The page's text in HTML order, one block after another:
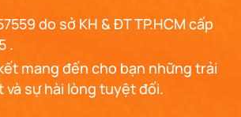
do sở KH & ĐT TP.HCM cấp
.
mang đến cho bạn những trải
sự hài lòng tuyệt đối.